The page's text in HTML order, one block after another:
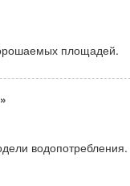
площадей.
водопотребления.